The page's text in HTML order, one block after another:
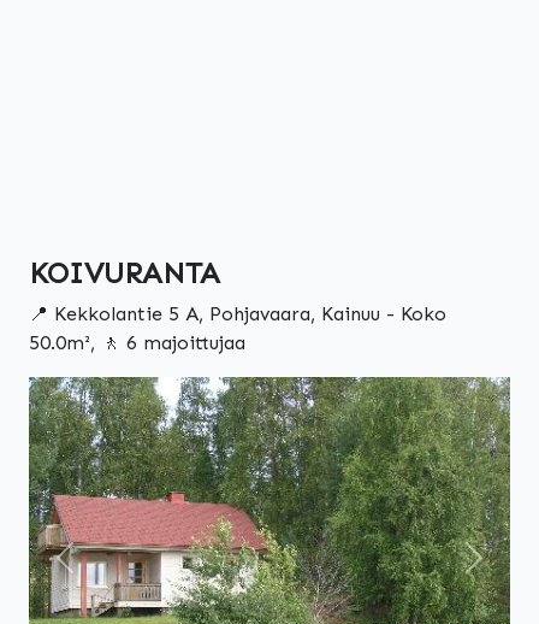
KOIVURANTA
📍 Kekkolantie 5 A, Pohjavaara, Kainuu - Koko
50.0m², 🚶 6 majoittujaa
Edellinen